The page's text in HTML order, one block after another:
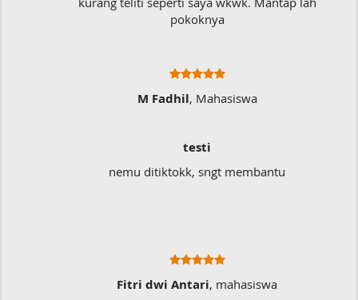
pokoknya
M Fadhil, Mahasiswa
testi
nemu ditiktokk, sngt membantu
Fitri dwi Antari, mahasiswa